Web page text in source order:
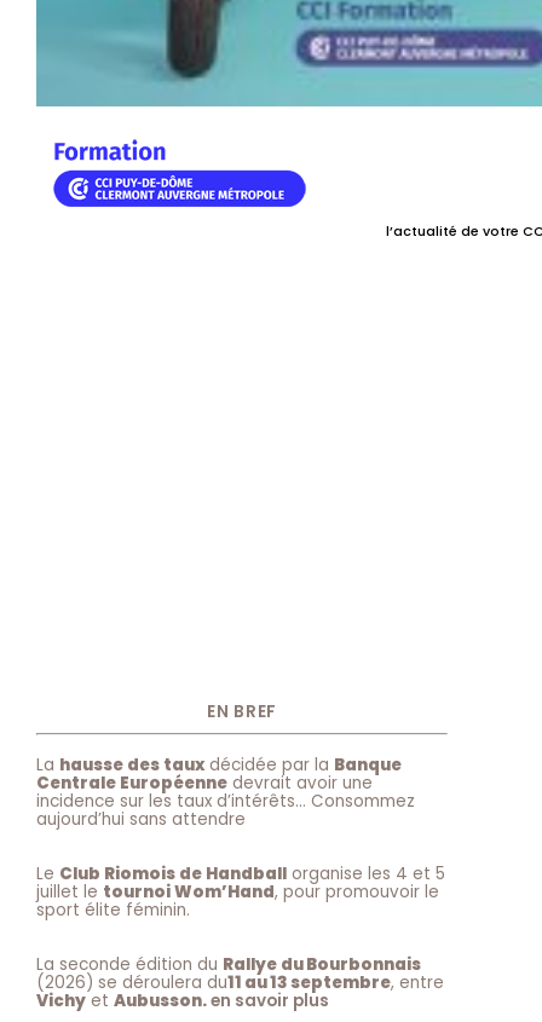
l’actualité de votre
EN BREF
La hausse des taux décidée par la Banque
Centrale Européenne devrait avoir une
incidence sur les taux d’intérêts… Consommez
aujourd’hui sans attendre
Le Club Riomois de Handball organise les 4 et 5
juillet le tournoi Wom’Hand, pour promouvoir le
sport élite féminin.
La seconde édition du Rallye du Bourbonnais
(2026) se déroulera du11 au 13 septembre, entre
Vichy et Aubusson.en savoir plus